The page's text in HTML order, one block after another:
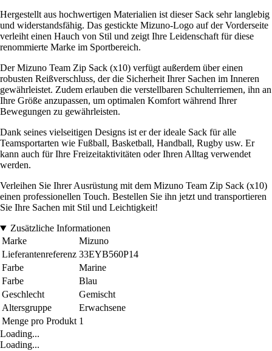
Hergestellt aus hochwertigen Materialien ist dieser Sack sehr langlebig
und widerstandsfähig. Das gestickte Mizuno-Logo auf der Vorderseite
verleiht einen Hauch von Stil und zeigt Ihre Leidenschaft für diese
renommierte Marke im Sportbereich.
Der Mizuno Team Zip Sack (x10) verfügt außerdem über einen
robusten Reißverschluss, der die Sicherheit Ihrer Sachen im Inneren
gewährleistet. Zudem erlauben die verstellbaren Schulterriemen, ihn an
Ihre Größe anzupassen, um optimalen Komfort während Ihrer
Bewegungen zu gewährleisten.
Dank seines vielseitigen Designs ist er der ideale Sack für alle
Teamsportarten wie Fußball, Basketball, Handball, Rugby usw. Er
kann auch für Ihre Freizeitaktivitäten oder Ihren Alltag verwendet
werden.
Verleihen Sie Ihrer Ausrüstung mit dem Mizuno Team Zip Sack (x10)
einen professionellen Touch. Bestellen Sie ihn jetzt und transportieren
Sie Ihre Sachen mit Stil und Leichtigkeit!
Zusätzliche Informationen
Marke
Mizuno
Lieferantenreferenz 33EYB560P14
Farbe
Marine
Farbe
Blau
Geschlecht
Gemischt
Altersgruppe
Erwachsene
Menge pro Produkt 1
Loading...
Loading...